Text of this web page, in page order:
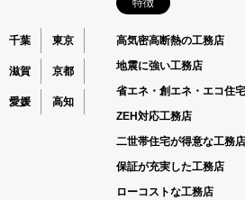
千葉 東京
滋賀 京都
愛媛 高知
特徴
高気密高断熱の工務店
地震に強い工務店
省エネ・創エネ・エコ住
ZEH対応工務店
二世帯住宅が得意な工務店
保証が充実した工務店
ローコストな工務店